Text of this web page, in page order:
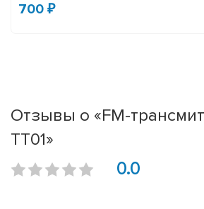
700 ₽
Отзывы о «FM-
ТТ01»
0.0